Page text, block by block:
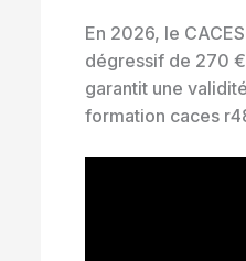
En 2026, le
dégressif de 270
garantit une
formation caces